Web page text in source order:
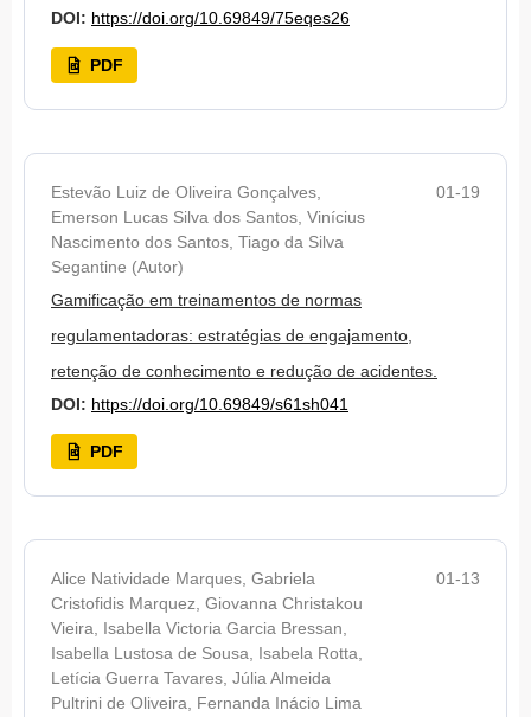
DOI: https://doi.org/10.69849/75eqes26
PDF
Estevão Luiz de Oliveira Gonçalves,
Emerson Lucas Silva dos Santos, Vinícius
Nascimento dos Santos, Tiago da Silva
Segantine (Autor)
01-19
Gamificação em treinamentos de normas
regulamentadoras: estratégias de engajamento,
retenção de conhecimento e redução de acidentes.
DOI: https://doi.org/10.69849/s61sh041
PDF
Alice Natividade Marques, Gabriela
Cristofidis Marquez, Giovanna Christakou
Vieira, Isabella Victoria Garcia Bressan,
Isabella Lustosa de Sousa, Isabela Rotta,
Letícia Guerra Tavares, Júlia Almeida
Pultrini de Oliveira, Fernanda Inácio Lima
01-13